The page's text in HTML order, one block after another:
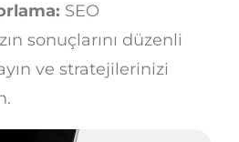
SEO
sonuçlarını düzenli
ve stratejilerinizi